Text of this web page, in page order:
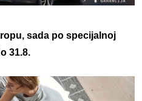
sada po specijalnoj
31.8.